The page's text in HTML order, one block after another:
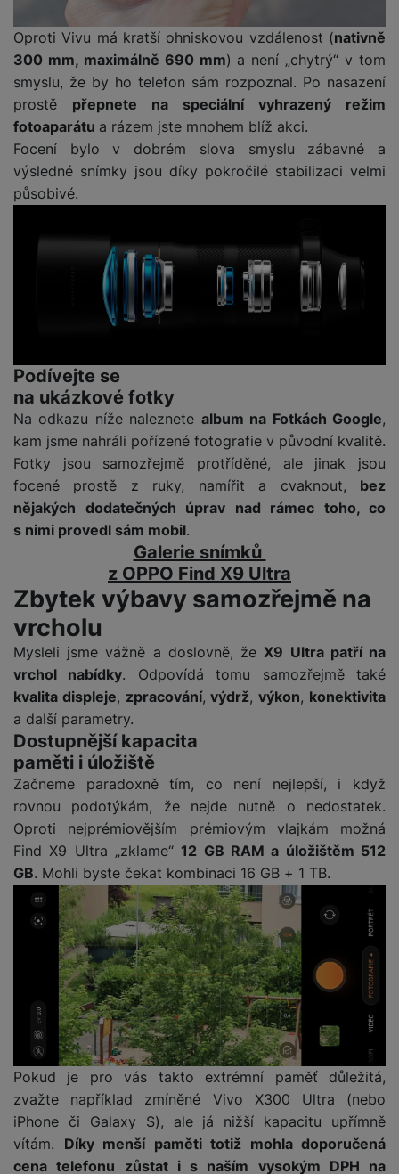
t
r
y
B
ri
a
n
a
p
á
c
í
a
d
t
é
r
ik
o
f
n
y
íj
e
č
k
3
N
a
b
cí
t
oj
á
n
k
y
P
ří
sl
u
st
o
A
p
pl
a
t
c
P
ří
sl
u
n
st
o
M
a
c
s
l
u
š
n
s
v
í
p
r
o
A
P
o
d
s
E
x
e
r
n
H
is
k
y
t
e
r
n
í
S
S
D
is
y
D
d
is
y
P
a
m
ě
v
é
k
a
rt
y
í
o
m
á
c
í
s
č
ů
m
P
ří
s
l
u
n
s
p
r
o
l
e
d
n
e
ří
s
u
š
e
n
s
t
í
p
r
o
P
ř
l
u
n
t
v
í
p
r
o
a
u
d
i
o
P
u
z
r
a
p
r
o
A
p
o
d
s
e
n
í
p
ř
í
s
u
š
e
n
s
a
b
e
č
k
o
t
o
r
y
ří
s
l
u
n
s
t
p
r
s
p
o
t
ř
e
b
i
č
e
Oproti Vivu má kratší ohniskovou vzdálenost (nativně
300 mm, maximálně 690 mm) a není „chytrý“ v tom
smyslu, že by ho telefon sám rozpoznal. Po nasazení
prostě přepnete na speciální vyhrazený režim
fotoaparátu a rázem jste mnohem blíž akci.
Focení bylo v dobrém slova smyslu zábavné a
výsledné snímky jsou díky pokročilé stabilizaci velmi
působivé.
Podívejte se
na ukázkové fotky
Na odkazu níže naleznete album na Fotkách Google,
kam jsme nahráli pořízené fotografie v původní kvalitě.
Fotky jsou samozřejmě protříděné, ale jinak jsou
focené prostě z ruky, namířit a cvaknout, bez
nějakých dodatečných úprav nad rámec toho, co
s nimi provedl sám mobil.
Galerie snímků
z OPPO Find X9 Ultra
Zbytek výbavy samozřejmě na
vrcholu
Mysleli jsme vážně a doslovně, že X9 Ultra patří na
vrchol nabídky. Odpovídá tomu samozřejmě také
kvalita displeje, zpracování,výdrž,výkon, konektivita
a další parametry.
Dostupnější kapacita
paměti i úložiště
Začneme paradoxně tím, co není nejlepší, i když
rovnou podotýkám, že nejde nutně o nedostatek.
Oproti nejprémiovějším prémiovým vlajkám možná
Find X9 Ultra „zklame“ 12 GB RAM a úložištěm 512
GB. Mohli byste čekat kombinaci 16 GB + 1 TB.
Pokud je pro vás takto extrémní paměť důležitá,
zvažte například zmíněné Vivo X300 Ultra (nebo
iPhone či Galaxy S), ale já nižší kapacitu upřímně
vítám. Díky menší paměti totiž mohla doporučená
cena telefonu zůstat i s naším vysokým DPH na